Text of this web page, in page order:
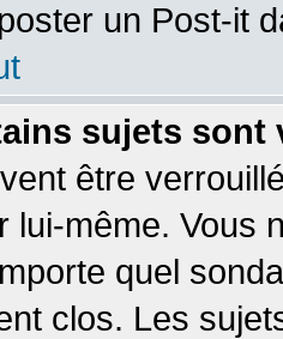
un Post-it
sujets sont
être
lui-même. Vous
quel
clos. Les